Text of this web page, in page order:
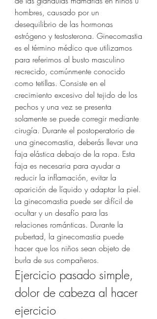
hombres, causado por un
desequilibrio de las hormonas
estrógeno y testosterona. Ginecomastia
es el término médico que utilizamos
para referirnos al busto masculino
recrecido, comúnmente conocido
como tetillas. Consiste en el
crecimiento excesivo del tejido de los
pechos y una vez se presenta
solamente se puede corregir mediante
cirugía. Durante el postoperatorio de
una ginecomastia, deberás llevar una
faja elástica debajo de la ropa. Esta
faja es necesaria para ayudar a
reducir la inflamación, evitar la
aparición de líquido y adaptar la piel.
La ginecomastia puede ser difícil de
ocultar y un desafío para las
relaciones románticas. Durante la
pubertad, la ginecomastia puede
hacer que los niños sean objeto de
burla de sus compañeros.
Ejercicio pasado simple,
dolor de cabeza al hacer
ejercicio